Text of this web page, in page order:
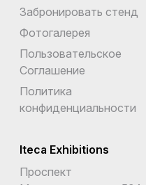
Забронировать стенд
Фотогалерея
Пользовательское
Соглашение
Политика
конфиденциальности
Iteca Exhibitions
Проспект